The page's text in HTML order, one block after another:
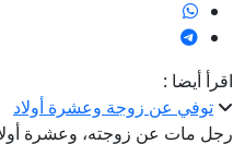
اقرأ أيضا :
توفي عن زوجة وعشرة أولاد
رجل مات عن زوجته، وعشرة